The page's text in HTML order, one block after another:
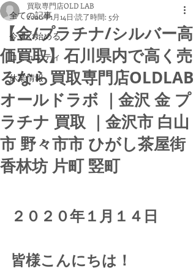
全ての記事
今すぐ始める
コミュニティ
休業情報
【金/プラチナ/シルバー高
価買取】石川県内で高く売
るなら買取専門店OLDLAB
オールドラボ ｜金沢 金 プ
ラチナ 買取 ｜金沢市 白山
市 野々市市 ひがし茶屋街
香林坊 片町 竪町
買取専門店OLD LAB
2020年1月14日 読了時間: 5分
２０２０年１月１４日
皆様こんにちは！